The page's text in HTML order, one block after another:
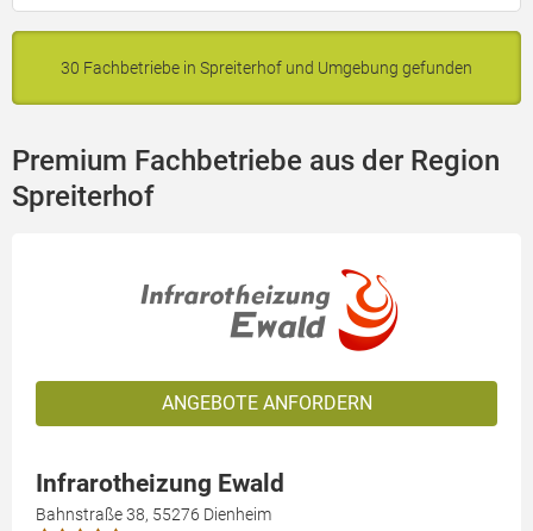
30 Fachbetriebe in Spreiterhof und Umgebung gefunden
Premium Fachbetriebe aus der Region
Spreiterhof
ANGEBOTE ANFORDERN
Infrarotheizung Ewald
Bahnstraße 38, 55276 Dienheim